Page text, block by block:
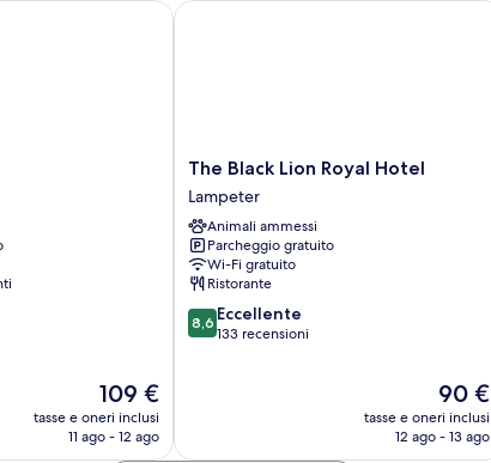
Il
prezzo
attuale
109 €
tasse e oneri inclusi
11 ago - 12 ago
The
Black
Lion
Royal
Hotel
Lampeter
The Black Lion Royal Hotel
Lampeter
Animali ammessi
Parcheggio gratuito
Wi-Fi gratuito
Ristorante
8.6
su
8,6 Eccellente
133 recensioni
Il
prezzo
attuale
90 €
tasse e oneri inclusi
12 ago - 13 ago
The Black Lion Royal Hotel